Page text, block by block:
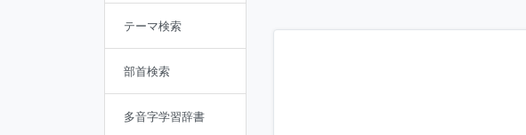
テーマ検索
部首検索
多音字学習辞書